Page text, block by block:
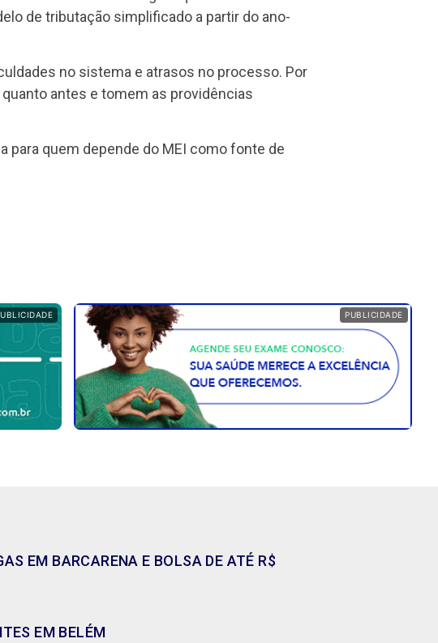
de tributação simplificado a partir do ano-
no sistema e atrasos no processo. Por
antes e tomem as providências
para quem depende do MEI como fonte de
PUBLICIDADE
EM BARCARENA E BOLSA DE ATÉ R$
EM BELÉM